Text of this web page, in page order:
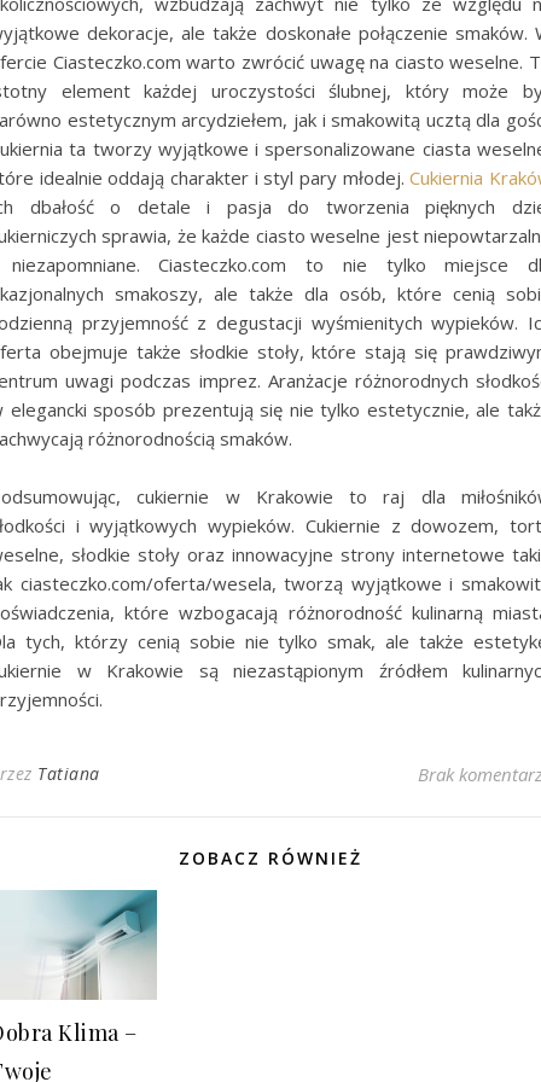
dekoracje, ale także doskonałe połączenie smaków.
Ciasteczko.com warto zwrócić uwagę na ciasto weselne.
element każdej uroczystości ślubnej, który może
estetycznym arcydziełem, jak i smakowitą ucztą dla
ta tworzy wyjątkowe i spersonalizowane ciasta
idealnie oddają charakter i styl pary młodej.Cukiernia
dbałość o detale i pasja do tworzenia pięknych
sprawia, że każde ciasto weselne jest
Ciasteczko.com to nie tylko miejsce
smakoszy, ale także dla osób, które cenią
przyjemność z degustacji wyśmienitych wypieków.
obejmuje także słodkie stoły, które stają się
uwagi podczas imprez. Aranżacje różnorodnych
elegancki sposób prezentują się nie tylko estetycznie, ale
różnorodnością smaków.
cukiernie w Krakowie to raj dla
i wyjątkowych wypieków. Cukiernie z dowozem,
słodkie stoły oraz innowacyjne strony internetowe
ciasteczko.com/oferta/wesela, tworzą wyjątkowe i
które wzbogacają różnorodność kulinarną
tych, którzy cenią sobie nie tylko smak, ale także
w Krakowie są niezastąpionym źródłem
Tatiana Brak
ZOBACZ RÓWNIEŻ
Klima –